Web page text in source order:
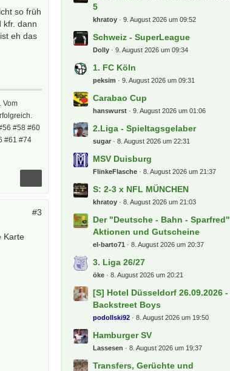
so früh
kfr. dann
eh das
Vom
#58 #60
#61 #74
#3
Karte
5
khratoy 9. August 2026 um 09:52
Schweiz - SuperLeague
Dolly 9. August 2026 um 09:34
1. FC Köln
peksim 9. August 2026 um 09:31
Carabao Cup
hanswurst 9. August 2026 um 01:06
2.Liga - Spieltagsgelaber
sugar 8. August 2026 um 22:31
MSV Duisburg
FlinkeFlasche 8. August 2026 um 21:37
S: 2-3 x NFL MÜNCHEN
khratoy 8. August 2026 um 21:03
Der "Deutsche - Bahn - Sparfred"
Aktionen und Gutscheine
el-barto71 8. August 2026 um 20:37
3. Liga 26/27
öke 8. August 2026 um 20:21
[S] Hotel Düsseldorf 26.09.2026 -
Backstreet Boys
podollski92 8. August 2026 um 19:50
Hamburger SV
Lassesen 8. August 2026 um 19:37
Transfers, Gerüchte und